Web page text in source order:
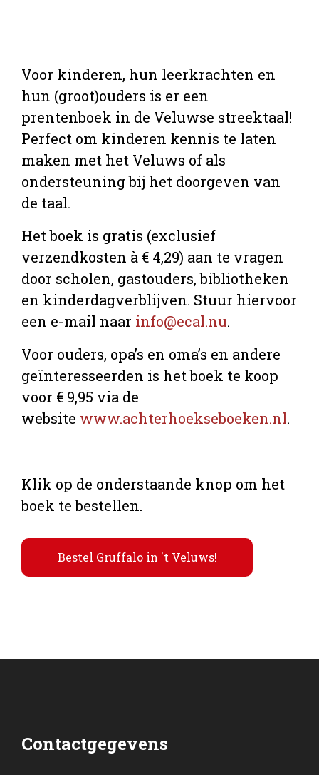
Voor kinderen, hun leerkrachten en
hun (groot)ouders is er een
prentenboek in de Veluwse streektaal!
Perfect om kinderen kennis te laten
maken met het Veluws of als
ondersteuning bij het doorgeven van
de taal.
Het boek is gratis (exclusief
verzendkosten à € 4,29) aan te vragen
door scholen, gastouders, bibliotheken
en kinderdagverblijven. Stuur hiervoor
een e-mail naar info@ecal.nu.
Voor ouders, opa’s en oma’s en andere
geïnteresseerden is het boek te koop
voor € 9,95 via de
website www.achterhoekseboeken.nl.
Klik op de onderstaande knop om het
boek te bestellen.
Bestel Gruffalo in 't Veluws!
Contactgegevens